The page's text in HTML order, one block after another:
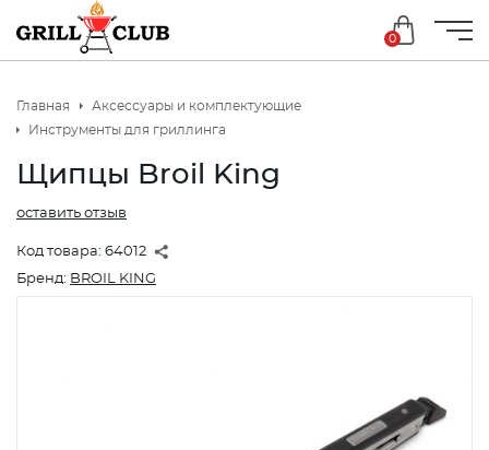
0
Главная
Аксессуары и комплектующие
Инструменты для гриллинга
Щипцы Broil King
Код товара: 64012
оставить отзыв
Бренд: BROIL KING